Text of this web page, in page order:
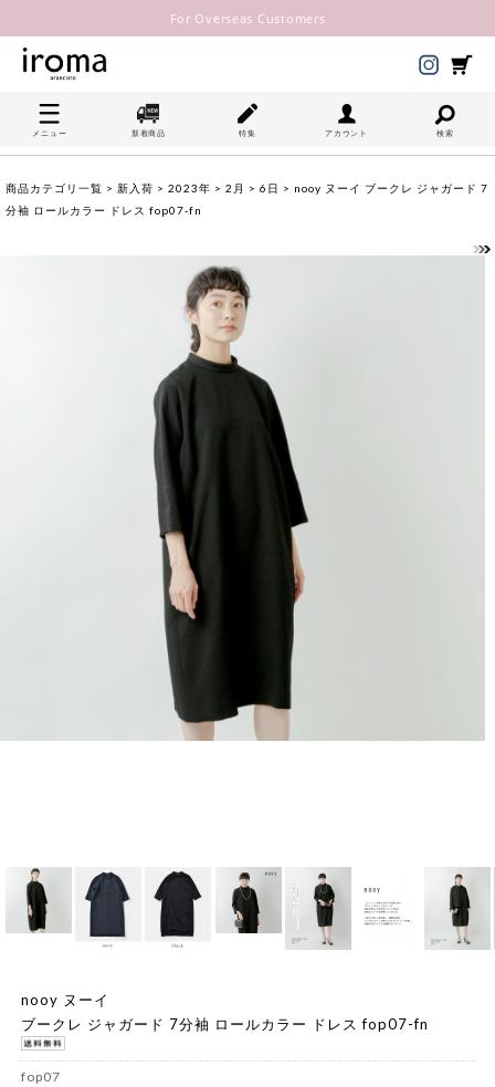
For Overseas Customers
メニュー 新着商品 特集 アカウント 検索
商品カテゴリ一覧 > 新入荷 > 2023年 > 2月 > 6日 > nooy ヌーイ ブークレ ジャガード 7
分袖 ロールカラー ドレス fop07-fn
nooy ヌーイ
ブークレ ジャガード 7分袖 ロールカラー ドレス fop07-fn
fop07